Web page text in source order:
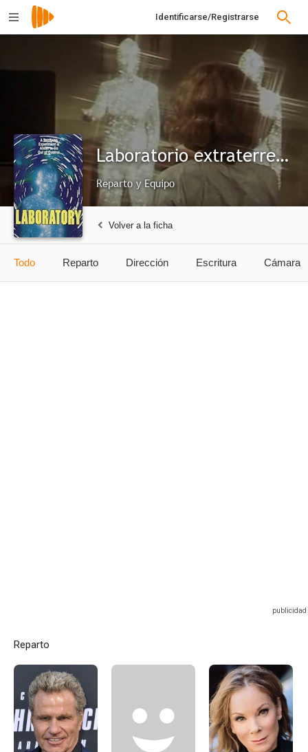
Identificarse/Registrarse
Laboratorio extraterrestre
Reparto y Equipo
Volver a la ficha
Todo Reparto Dirección Escritura Cámara
Reparto